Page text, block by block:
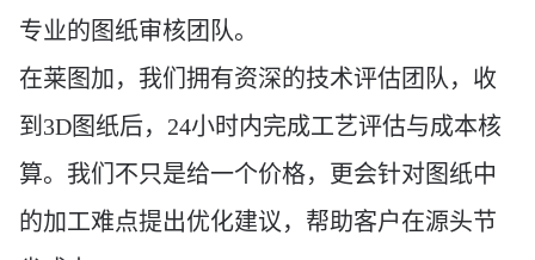
专业的图纸审核团队。
在莱图加，我们拥有资深的技术评估团队，收
到 3D图纸后，24小时内完成工艺评估与成本核
算。我们不只是给一个价格，更会针对图纸中
的加工难点提出优化建议，帮助客户在源头节